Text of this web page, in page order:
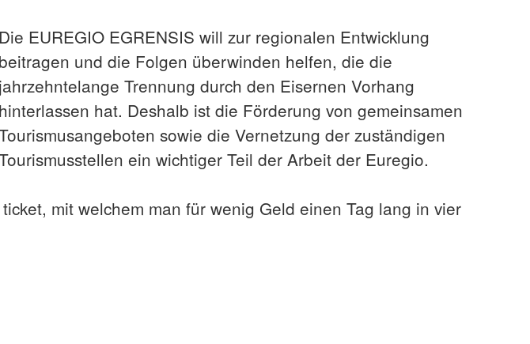
Die EUREGIO EGRENSIS will zur regionalen Entwicklung
beitragen und die Folgen überwinden helfen, die die
jahrzehntelange Trennung durch den Eisernen Vorhang
hinterlassen hat. Deshalb ist die Förderung von gemeinsamen
sowie die Vernetzung der zuständigen
ein wichtiger Teil der Arbeit der Euregio.
mit welchem man für wenig Geld einen Tag lang in vier